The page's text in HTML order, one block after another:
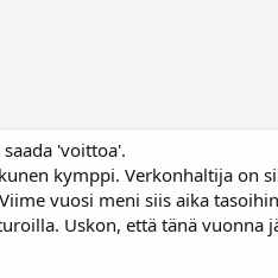
'voittoa'.
kymppi. Verkonhaltija on
vuosi meni siis aika
Uskon, että tänä vuonna